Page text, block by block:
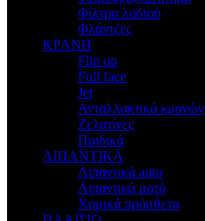
Φίλτρα λαδιού
Φλάντζες
ΚΡΑΝΗ
Flip up
Full face
Jet
Ανταλλακτικά κρανών
Ζελατίνες
Παιδικά
ΛΙΠΑΝΤΙΚΑ
Λιπαντικά auto
Λιπαντικά μοτό
Χημικά πρόσθετα